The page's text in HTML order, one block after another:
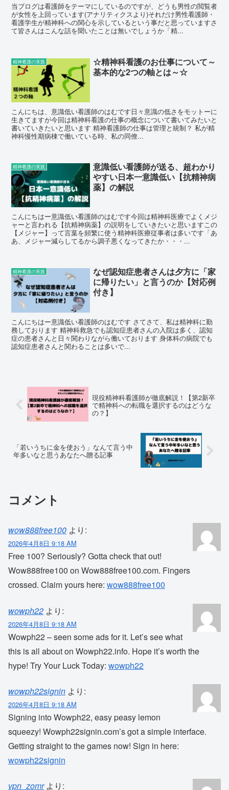
当ブログは看護師をテーマにしているのですが、どうも男性の閲覧者
が女性を上回っています(アナリティクスより)それだけ男性看護師・
看護学生が精神科への関心を示しているという事だと思っていますさ
て皆さんはこんな話を聞いたことは無いでしょうか「精...
精神看護の実践
☆精神科看護のお仕事について～
基本的な2つの軸とは～☆
こんにちは、意識低い看護師のはむです日々意識の低さをモットーに
生きてますが今回は精神科看護の仕事の概念について書いてみたいと
書いていきたいと思います 精神看護師の仕事は管理と統制？ 私が精
神科慢性期病棟で働いている時、私の同僚...
精神看護の実践
意識低い看護師が送る、超わかり
やすい日本一意識低い【抗精神病
薬】の解説
こんにちはー意識低い看護師のはむです今回は精神科医療でよくメジ
ャーと言われる【抗精神病薬】の説明をしていきたいと思いますこの
【メジャー】って言葉を頻繁に使う精神科医療従事者は多いです「あ
あ、メジャー減らしてるから調子悪くなってきたか・・・...
精神看護の実践
なぜ認知症患者さんは夕方に「家
に帰りたい」と言うのか【対応例
付き】
こんにちはー意識低い看護師のはむです さてさて、私は精神科に勤
務しております 精神科救急でも認知症患者さんの入院は多く、認知
症の患者さんと日々関わりながら働いております 身体科の病院でも
認知症患者さんと関わることは多いで...
現役精神科看護師が徹底解説！【第2新卒
で精神科への転職を選択するのはどうな
の？】
「若いうちに金を使おう」なんて言う中
年多いなと思うあなたへ贈る記事
コメント
wow888free100 より:
2026年4月8日 9:18 AM
Free 100? Seriously? Gotta check that out!
Wow888free100 on Wow888free100.com. Fingers
crossed. Claim yours here: wow888free100
wowph22 より:
2026年4月8日 9:18 AM
Wowph22 – seen some ads for it. Let’s see what
this is all about on Wowph22.info. Hope it’s worth the
hype! Try Your Luck Today: wowph22
wowph22signin より:
2026年4月8日 9:18 AM
Signing into Wowph22, easy peasy lemon
squeezy! Wowph22signin.com’s got a simple interface.
Getting straight to the games now! Sign in here:
wowph22signin
vpn_zomr より: